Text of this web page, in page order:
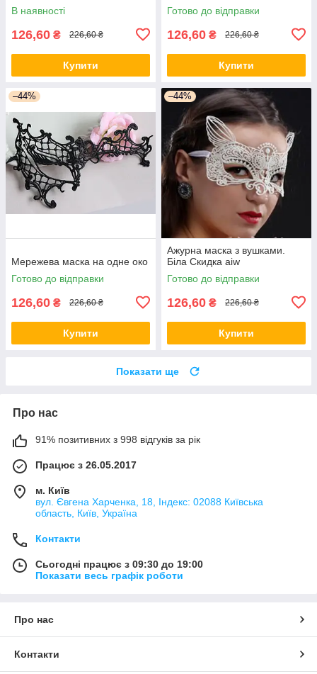
В наявності
126,60 ₴ 226,60 ₴
Купити
Готово до відправки
126,60 ₴ 226,60 ₴
Купити
–44%
Мережева маска на одне око
Готово до відправки
126,60 ₴ 226,60 ₴
Купити
–44%
Ажурна маска з вушками.
Біла Скидка aiw
Готово до відправки
126,60 ₴ 226,60 ₴
Купити
Показати ще
Про нас
91% позитивних з 998 відгуків за рік
Працює з 26.05.2017
м. Київ
вул. Євгена Харченка, 18, Індекс: 02088 Київська
область, Київ, Україна
Контакти
Сьогодні працює з 09:30 до 19:00
Показати весь графік роботи
Про нас
Контакти